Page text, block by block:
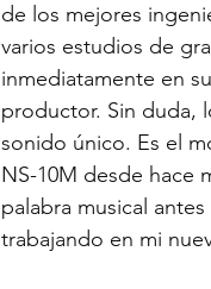
de los mejores
varios estudios de
inmediatamente en
productor. Sin duda,
sonido único. Es el
NS-10M desde hace
palabra musical
trabajando en mi